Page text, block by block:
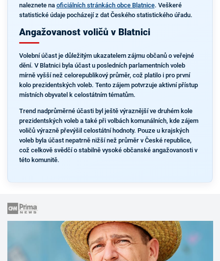
naleznete na oficiálních stránkách obce Blatnice. Veškeré
statistické údaje pocházejí z dat Českého statistického úřadu.
Angažovanost voličů v Blatnici
Volební účast je důležitým ukazatelem zájmu občanů o veřejné
dění. V Blatnici byla účast u posledních parlamentních voleb
mírně vyšší než celorepublikový průměr, což platilo i pro první
kolo prezidentských voleb. Tento zájem potvrzuje aktivní přístup
místních obyvatel k celostátním tématům.
Trend nadprůměrné účasti byl ještě výraznější ve druhém kole
prezidentských voleb a také při volbách komunálních, kde zájem
voličů výrazně převýšil celostátní hodnoty. Pouze u krajských
voleb byla účast nepatrně nižší než průměr v České republice,
což celkově svědčí o stabilně vysoké občanské angažovanosti v
této komunitě.